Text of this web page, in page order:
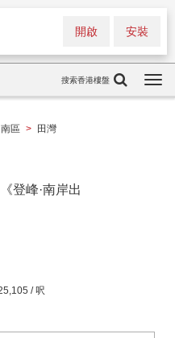
安裝
開啟
搜索香港樓盤
南區 > 田灣
登峰·南岸出
/ 呎